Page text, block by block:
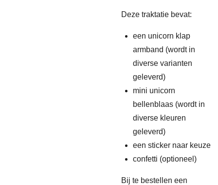
Deze traktatie bevat:
een unicorn klap
armband (wordt in
diverse varianten
geleverd)
mini unicorn
bellenblaas (wordt in
diverse kleuren
geleverd)
een sticker naar keuze
confetti (optioneel)
Bij te bestellen een